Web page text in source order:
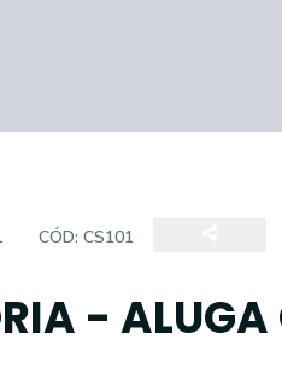
CÓD: CS101
- ALUGA